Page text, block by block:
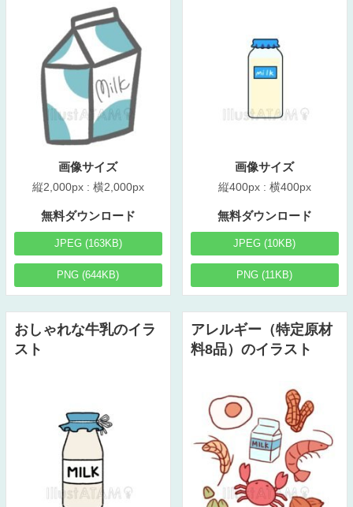
画像サイズ
縦2,000px : 横2,000px
無料ダウンロード
JPEG (163KB)
PNG (644KB)
画像サイズ
縦400px : 横400px
無料ダウンロード
JPEG (10KB)
PNG (11KB)
おしゃれな牛乳のイラ
スト
アレルギー（特定原材
料8品）のイラスト